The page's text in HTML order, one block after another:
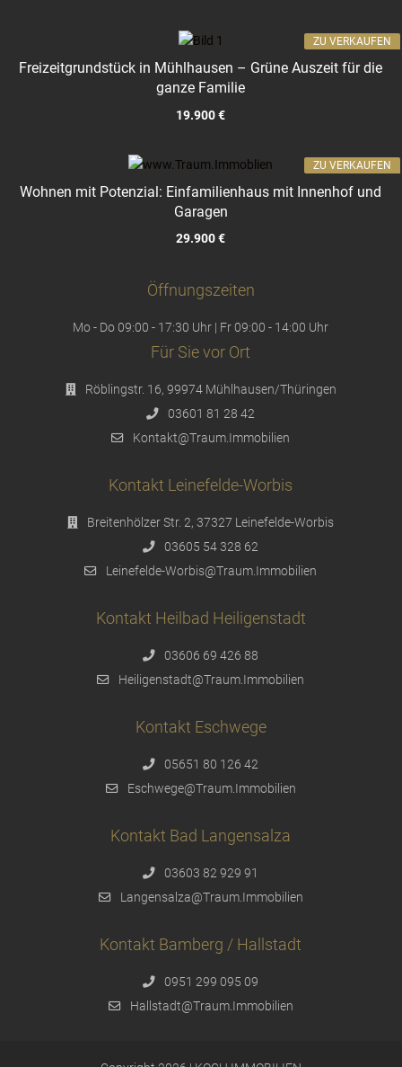
Freizeitgrundstück in Mühlhausen – Grüne Auszeit für die
ganze Familie
19.900 €
ZU VERKAUFEN
Wohnen mit Potenzial: Einfamilienhaus mit Innenhof und
Garagen
29.900 €
ZU VERKAUFEN
Öffnungszeiten
Mo - Do 09:00 - 17:30 Uhr | Fr 09:00 - 14:00 Uhr
Für Sie vor Ort
Röblingstr. 16, 99974 Mühlhausen/Thüringen
03601 81 28 42
Kontakt@Traum.Immobilien
Kontakt Leinefelde-Worbis
Breitenhölzer Str. 2, 37327 Leinefelde-Worbis
03605 54 328 62
Leinefelde-Worbis@Traum.Immobilien
Kontakt Heilbad Heiligenstadt
03606 69 426 88
Heiligenstadt@Traum.Immobilien
Kontakt Eschwege
05651 80 126 42
Eschwege@Traum.Immobilien
Kontakt Bad Langensalza
03603 82 929 91
Langensalza@Traum.Immobilien
Kontakt Bamberg / Hallstadt
0951 299 095 09
Hallstadt@Traum.Immobilien